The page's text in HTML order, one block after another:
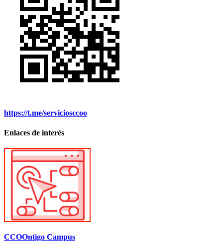
https://t.me/serviciosccoo
Enlaces de interés
CCOOntigo Campus